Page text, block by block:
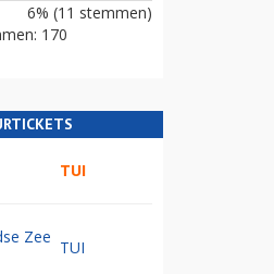
6% (11 stemmen)
170
TUI
Zee
TUI